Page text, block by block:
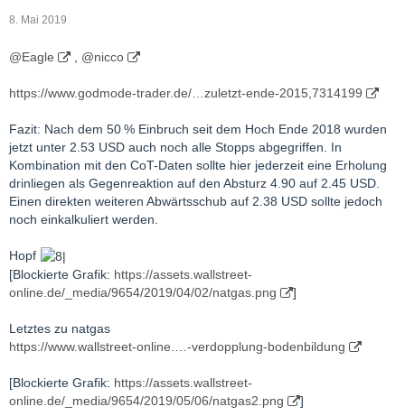
8. Mai 2019
@Eagle @nicco
https://www.godmode-trader.de/…zuletzt-ende-2015,7314199
Fazit: Nach dem 50 % Einbruch seit dem Hoch Ende 2018 wurden
jetzt unter 2.53 USD auch noch alle Stopps abgegriffen. In
Kombination mit den CoT-Daten sollte hier jederzeit eine Erholung
drinliegen als Gegenreaktion auf den Absturz 4.90 auf 2.45 USD.
Einen direkten weiteren Abwärtsschub auf 2.38 USD sollte jedoch
noch einkalkuliert werden.
Hopf
[Blockierte Grafik: https://assets.wallstreet-
online.de/_media/9654/2019/04/02/natgas.png
]
Letztes zu natgas
https://www.wallstreet-online.…-verdopplung-bodenbildung
[Blockierte Grafik: https://assets.wallstreet-
online.de/_media/9654/2019/05/06/natgas2.png
]